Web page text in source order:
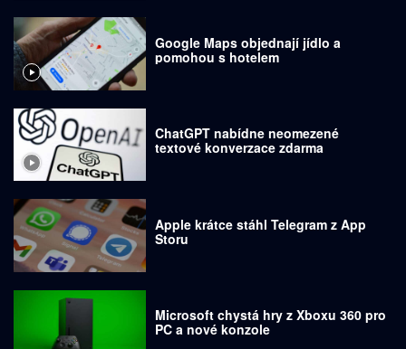
Google Maps objednají jídlo a
pomohou s hotelem
ChatGPT nabídne neomezené
textové konverzace zdarma
Apple krátce stáhl Telegram z App
Storu
Microsoft chystá hry z Xboxu 360 pro
PC a nové konzole